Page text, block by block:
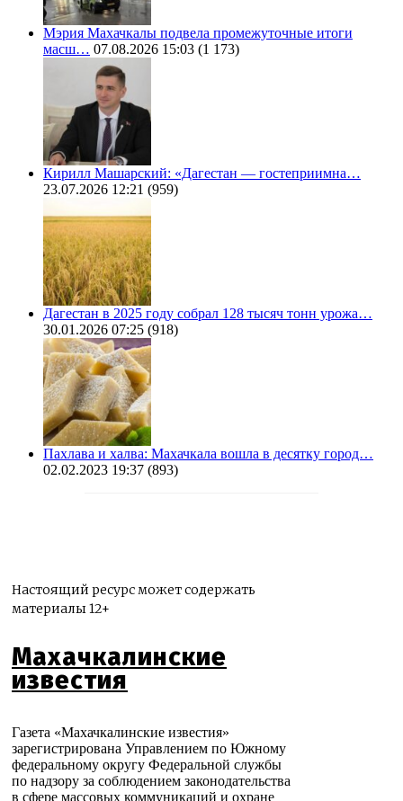
Мэрия Махачкалы подвела промежуточные итоги
масш… 07.08.2026 15:03 (1 173)
Кирилл Машарский: «Дагестан — гостеприимна…
23.07.2026 12:21 (959)
Дагестан в 2025 году собрал 128 тысяч тонн урожа…
30.01.2026 07:25 (918)
Пахлава и халва: Махачкала вошла в десятку город…
02.02.2023 19:37 (893)
Настоящий ресурс может содержать
материалы 12+
Махачкалинские
известия
Газета «Махачкалинские известия»
зарегистрирована Управлением по Южному
федеральному округу Федеральной службы
по надзору за соблюдением законодательства
в сфере массовых коммуникаций и охране